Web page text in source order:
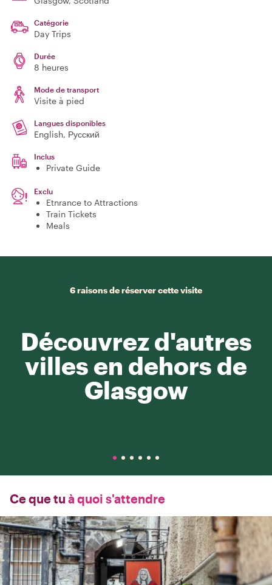
Catégorie
Day Trips
Durée
8 heures
Mode de transport
Visite à pied
Langues disponibles
English, Русский
Inclus
Private Guide
Exclu
Etnrance to Attractions
Train Tickets
Meals
6 raisons de réserver cette visite
Découvrez d'autres
villes en dehors de
Glasgow
Ce que tu à quoi s'attendre